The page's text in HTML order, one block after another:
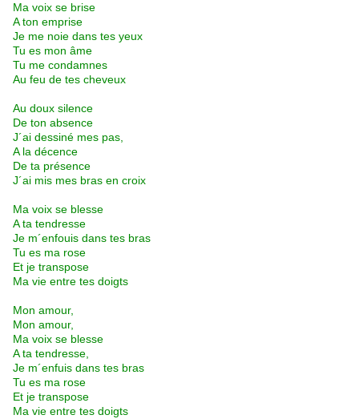
Ma voix se brise
A ton emprise
Je me noie dans tes yeux
Tu es mon âme
Tu me condamnes
Au feu de tes cheveux
Au doux silence
De ton absence
J´ai dessiné mes pas,
A la décence
De ta présence
J´ai mis mes bras en croix
Ma voix se blesse
A ta tendresse
Je m´enfouis dans tes bras
Tu es ma rose
Et je transpose
Ma vie entre tes doigts
Mon amour,
Mon amour,
Ma voix se blesse
A ta tendresse,
Je m´enfuis dans tes bras
Tu es ma rose
Et je transpose
Ma vie entre tes doigts